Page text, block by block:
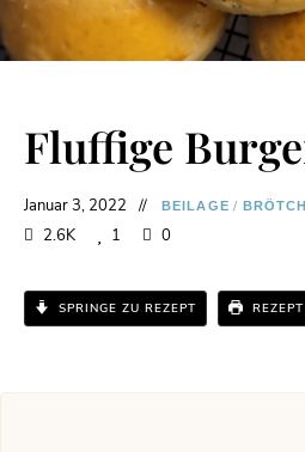
Fluffige
Januar 3, 2022 BEILAGE /
2.6K 1 0
SPRINGE ZU REZEPT